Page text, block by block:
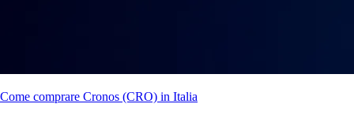
Come comprare Cronos (CRO) in Italia